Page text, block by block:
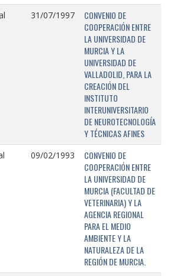
31/07/1997
CONVENIO DE
COOPERACIÓN ENTRE
LA UNIVERSIDAD DE
MURCIA Y LA
UNIVERSIDAD DE
VALLADOLID, PARA LA
CREACIÓN DEL
INSTITUTO
INTERUNIVERSITARIO
DE NEUROTECNOLOGÍA
Y TÉCNICAS AFINES
09/02/1993
CONVENIO DE
COOPERACIÓN ENTRE
LA UNIVERSIDAD DE
MURCIA (FACULTAD DE
VETERINARIA) Y LA
AGENCIA REGIONAL
PARA EL MEDIO
AMBIENTE Y LA
NATURALEZA DE LA
REGIÓN DE MURCIA.